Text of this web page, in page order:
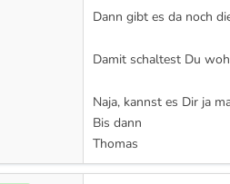
Dann gibt es da noch
Damit schaltest Du
Naja, kannst es Dir ja
Bis dann
Thomas